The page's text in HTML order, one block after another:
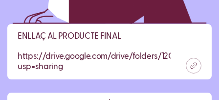
ENLLAÇ AL PRODUCTE FINAL
https://drive.google.com/drive/folders/
usp=sharing